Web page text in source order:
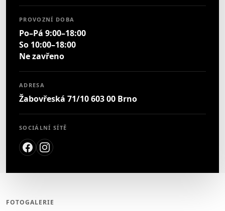
PROVOZNÍ DOBA
Po–Pá 9:00–18:00
So 10:00–18:00
Ne zavřeno
ADRESA
Žabovřeská 71/10 603 00 Brno
SOCIÁLNÍ SÍTĚ
FOTOGALERIE